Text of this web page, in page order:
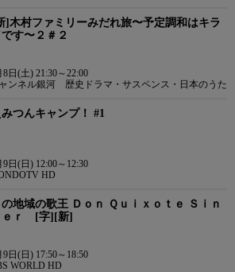
]木村ファミリーみだれ旅〜予定調和はキラ
です〜２＃２
8日(土) 21:30～22:00
ンネル銀河 歴史ドラマ・サスペンス・日本のうた
みつんキャンプ！ #1
9日(日) 12:00～12:30
HD
の地域の歌王 Ｄｏｎ Ｑｕｉｘｏｔｅ Ｓｉｎ
ｅｒ [字][新]
9日(日) 17:50～18:50
WORLD HD